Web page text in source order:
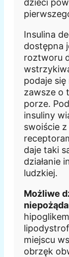
dzieci
Insulina
dostępna
roztworu
podaje
zawsze o
porze.
insuliny
swoiście
daje taki
działanie
ludzkiej.
Możliwe
miejscu
obrzęk